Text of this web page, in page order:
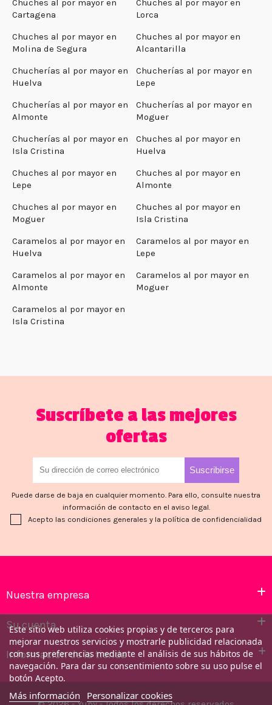
Cartagena
Lorca
Chuches al por mayor en
Molina de Segura
Chuches al por mayor en
Alcantarilla
Chucherías al por mayor en
Huelva
Chucherías al por mayor en
Lepe
Chucherías al por mayor en
Almonte
Chucherías al por mayor en
Moguer
Chucherías al por mayor en
Isla Cristina
Chuches al por mayor en
Huelva
Chuches al por mayor en
Lepe
Chuches al por mayor en
Almonte
Chuches al por mayor en
Moguer
Chuches al por mayor en
Isla Cristina
Caramelos al por mayor en
Huelva
Caramelos al por mayor en
Lepe
Caramelos al por mayor en
Almonte
Caramelos al por mayor en
Moguer
Caramelos al por mayor en
Isla Cristina
Suscríbete a las mejores
ofertas
Puede darse de baja en cualquier momento. Para ello, consulte nuestra
información de contacto en el aviso legal.
Acepto las condiciones generales y la política de confidencialidad
Nuestra empresa
Su cuenta
Información de la tienda
Este sitio web utiliza cookies propias y de terceros para
mejorar nuestros servicios y mostrarle publicidad relacionada
con sus preferencias mediante el análisis de sus hábitos de
navegación. Para dar su consentimiento sobre su uso pulse el
botón Acepto.
Más información Personalizar cookies